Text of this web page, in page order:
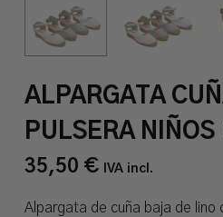
ALPARGATA
PULSERA
35,50 € IVA incl.
Alpargata de cuña baja de lino